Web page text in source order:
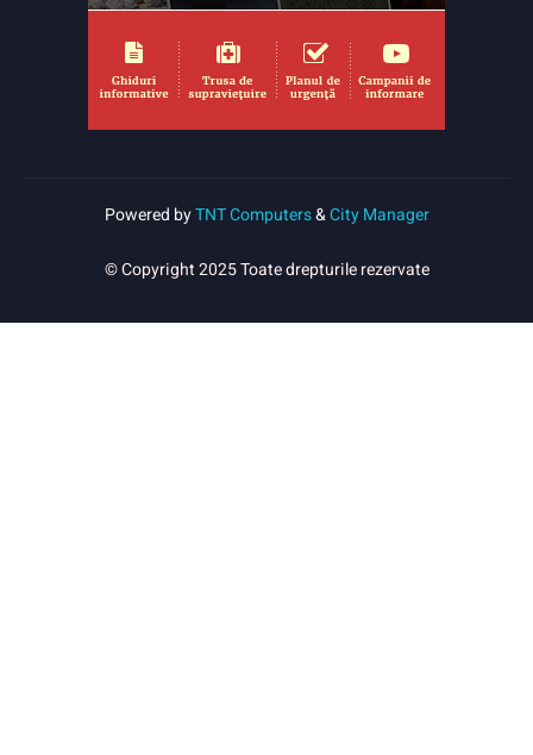
Powered byTNT Computers&City Manager
© Copyright 2025 Toate drepturile rezervate